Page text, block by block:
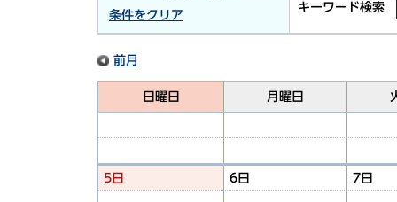
条件をクリア
キーワード検索
前月
日曜日 月曜日
5日 6日 7日